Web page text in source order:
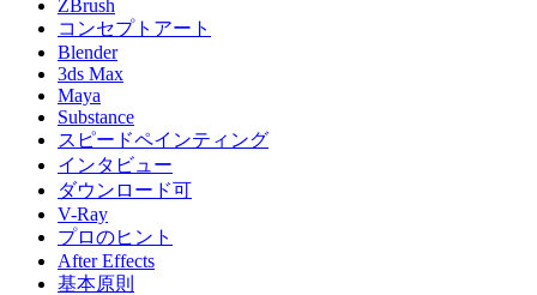
ZBrush
コンセプトアート
Blender
3ds Max
Maya
Substance
スピードペインティング
インタビュー
ダウンロード可
V-Ray
プロのヒント
After Effects
基本原則